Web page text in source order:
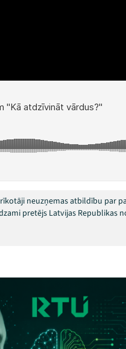
neuzņemas atbildību par
pretējs Latvijas Republikas